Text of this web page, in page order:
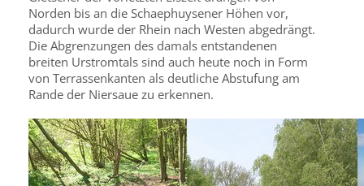
Norden bis an die Schaephuysener Höhen vor,
dadurch wurde der Rhein nach Westen abgedrängt.
Die Abgrenzungen des damals entstandenen
breiten Urstromtals sind auch heute noch in Form
von Terrassenkanten als deutliche Abstufung am
Rande der Niersaue zu erkennen.